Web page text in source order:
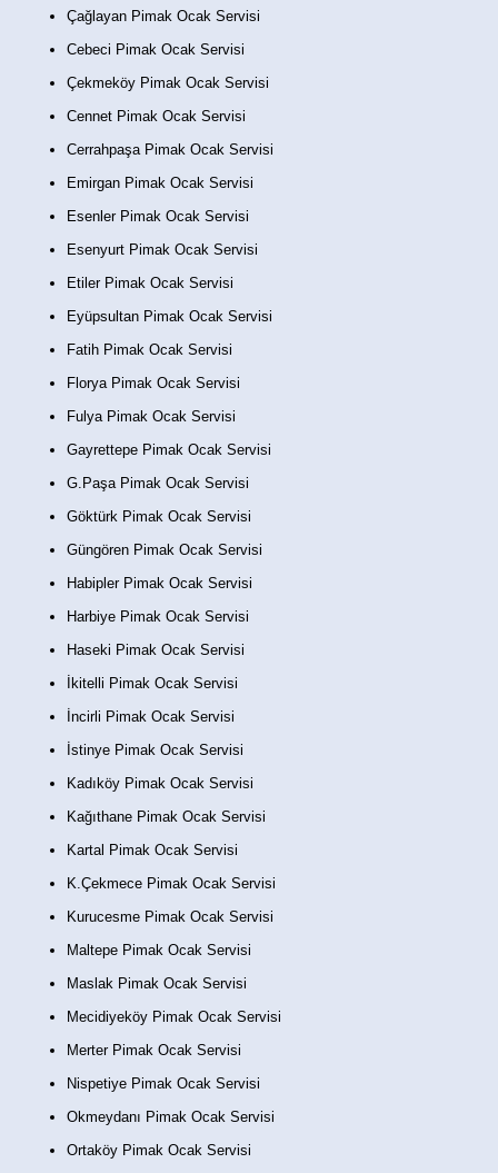
Çağlayan Pimak Ocak Servisi
Cebeci Pimak Ocak Servisi
Çekmeköy Pimak Ocak Servisi
Cennet Pimak Ocak Servisi
Cerrahpaşa Pimak Ocak Servisi
Emirgan Pimak Ocak Servisi
Esenler Pimak Ocak Servisi
Esenyurt Pimak Ocak Servisi
Etiler Pimak Ocak Servisi
Eyüpsultan Pimak Ocak Servisi
Fatih Pimak Ocak Servisi
Florya Pimak Ocak Servisi
Fulya Pimak Ocak Servisi
Gayrettepe Pimak Ocak Servisi
G.Paşa Pimak Ocak Servisi
Göktürk Pimak Ocak Servisi
Güngören Pimak Ocak Servisi
Habipler Pimak Ocak Servisi
Harbiye Pimak Ocak Servisi
Haseki Pimak Ocak Servisi
İkitelli Pimak Ocak Servisi
İncirli Pimak Ocak Servisi
İstinye Pimak Ocak Servisi
Kadıköy Pimak Ocak Servisi
Kağıthane Pimak Ocak Servisi
Kartal Pimak Ocak Servisi
K.Çekmece Pimak Ocak Servisi
Kurucesme Pimak Ocak Servisi
Maltepe Pimak Ocak Servisi
Maslak Pimak Ocak Servisi
Mecidiyeköy Pimak Ocak Servisi
Merter Pimak Ocak Servisi
Nispetiye Pimak Ocak Servisi
Okmeydanı Pimak Ocak Servisi
Ortaköy Pimak Ocak Servisi